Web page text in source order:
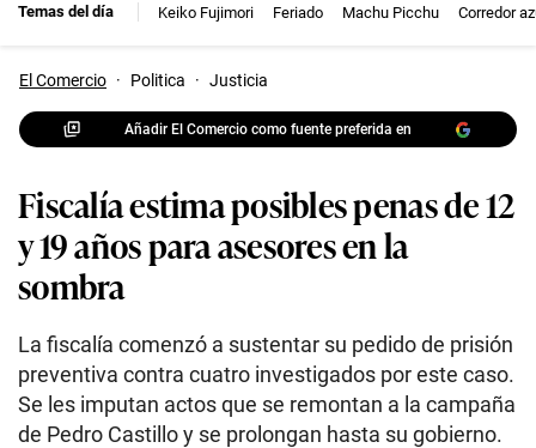
Temas del día Keiko Fujimori Feriado Machu Picchu Corredor
El Comercio · Politica · Justicia
Añadir El Comercio como fuente preferida en
Fiscalía estima posibles penas de 12
y 19 años para asesores en la
sombra
La fiscalía comenzó a sustentar su pedido de prisión
preventiva contra cuatro investigados por este caso.
Se les imputan actos que se remontan a la campaña
de Pedro Castillo y se prolongan hasta su gobierno.